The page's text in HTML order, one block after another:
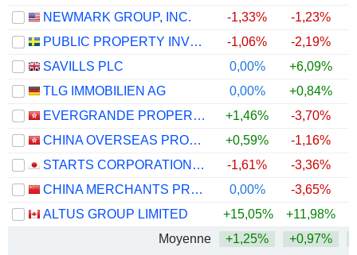
NEWMARK GROUP, INC.
-1,33% -1,23%
PUBLIC PROPERTY INVEST ASA
-1,06% -2,19%
SAVILLS PLC
0,00% +6,09%
TLG IMMOBILIEN AG
0,00% +0,84%
EVERGRANDE PROPERTY SERVICES GROUP LIMITED
+1,46% -3,70%
CHINA OVERSEAS PROPERTY HOLDINGS LIMITED
+0,59% -1,16%
STARTS CORPORATION INC.
-1,61% -3,36%
CHINA MERCHANTS PROPERTY OPERATION & SERVICE CO., LTD.
0,00% -3,65%
ALTUS GROUP LIMITED
+15,05% +11,98%
Moyenne
+1,25% +0,97%